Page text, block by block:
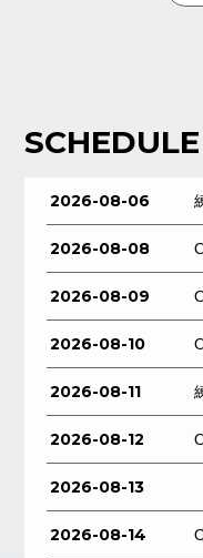
SCHEDULE
2026-08-06
2026-08-08
2026-08-09
2026-08-10
2026-08-11
2026-08-12
2026-08-13
2026-08-14